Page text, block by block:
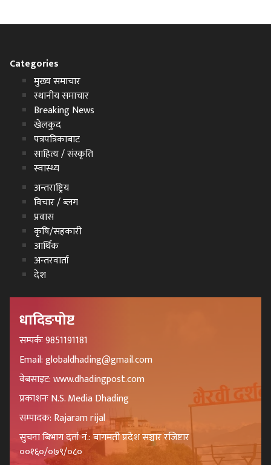
Categories
मुख्य समाचार
स्थानीय समाचार
Breaking News
खेलकुद
पत्रपत्रिकाबाट
साहित्य / संस्कृति
स्वास्थ्य
अन्तराष्ट्रिय
विचार / ब्लग
प्रवास
कृषि/सहकारी
आर्थिक
अन्तरवार्ता
देश
धादिङपोष्ट
सम्पर्कः 9851191181
Email: globaldhading@gmail.com
वेबसाइट: www.dhadingpost.com
प्रकाशनः N.S. Media Dhading
सम्पादक: Rajaram rijal
सुचना बिभाग दर्ता नं.: बागमती प्रदेश सञ्चार रजिष्टार
००१६०/०७९/०८०